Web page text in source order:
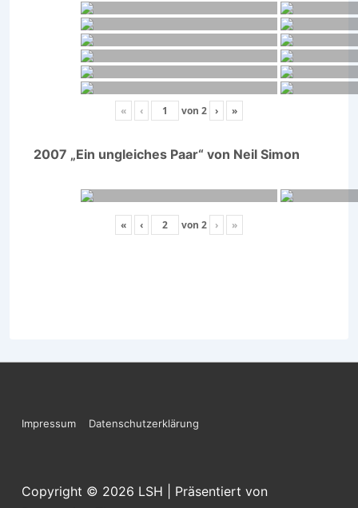
« ‹ von 2 › »
2007 „Ein ungleiches Paar“ von Neil Simon
« ‹ von 2 › »
Footer-
Impressum Datenschutzerklärung
Copyright © 2026 LSH
| Präsentiert von